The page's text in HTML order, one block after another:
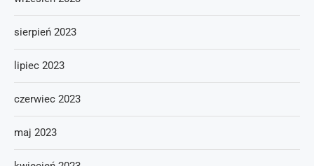
sierpień 2023
lipiec 2023
czerwiec 2023
maj 2023